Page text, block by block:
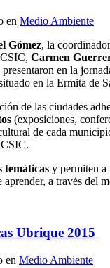
en Medio Ambiente
Gómez, la
Carmen
presentaron en la
en la Ermita de
de las ciudades
(exposiciones,
de cada
temáticas y permiten a
a través del
Ubrique 2015
en Medio Ambiente